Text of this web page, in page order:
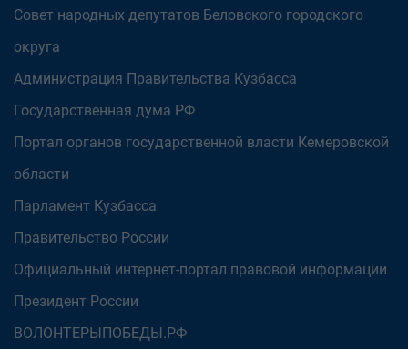
Совет народных депутатов Беловского городского
округа
Администрация Правительства Кузбасса
Государственная дума РФ
Портал органов государственной власти Кемеровской
области
Парламент Кузбасса
Правительство России
Официальный интернет-портал правовой информации
Президент России
ВОЛОНТЕРЫПОБЕДЫ.РФ